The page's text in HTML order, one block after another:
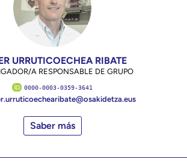
URRUTICOECHEA RIBATE
A RESPONSABLE DE GRUPO
0000-0003-0359-3641
Saber más